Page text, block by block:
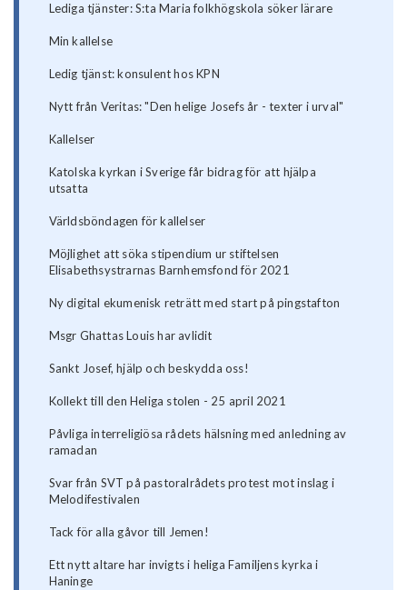
Lediga tjänster: S:ta Maria folkhögskola söker lärare
Min kallelse
Ledig tjänst: konsulent hos KPN
Nytt från Veritas: "Den helige Josefs år - texter i urval"
Kallelser
Katolska kyrkan i Sverige får bidrag för att hjälpa
utsatta
Världsböndagen för kallelser
Möjlighet att söka stipendium ur stiftelsen
Elisabethsystrarnas Barnhemsfond för 2021
Ny digital ekumenisk reträtt med start på pingstafton
Msgr Ghattas Louis har avlidit
Sankt Josef, hjälp och beskydda oss!
Kollekt till den Heliga stolen - 25 april 2021
Påvliga interreligiösa rådets hälsning med anledning av
ramadan
Svar från SVT på pastoralrådets protest mot inslag i
Melodifestivalen
Tack för alla gåvor till Jemen!
Ett nytt altare har invigts i heliga Familjens kyrka i
Haninge